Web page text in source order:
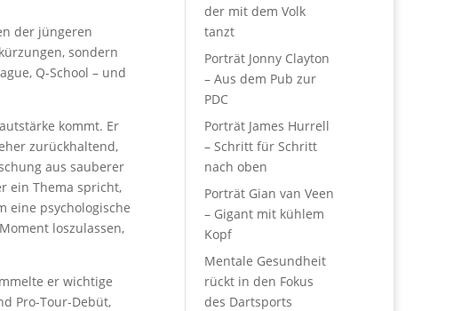
der jüngeren
sondern
Q-School – und
kommt. Er
zurückhaltend,
aus sauberer
ein Thema spricht,
eine psychologische
loszulassen,
er wichtige
Pro-Tour-Debüt,
der mit dem Volk
tanzt
Porträt Jonny Clayton
– Aus dem Pub zur
PDC
Porträt James Hurrell
– Schritt für Schritt
nach oben
Porträt Gian van Veen
– Gigant mit kühlem
Kopf
Mentale Gesundheit
rückt in den Fokus
des Dartsports